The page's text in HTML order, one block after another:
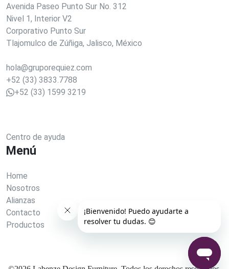
Avenida Paseo Punto Sur No. 312
Nivel 1, Interior V2
Corporativo Punto Sur
Tlajomulco de Zúñiga, Jalisco, México
hola@gruporequiez.com
+52 (33) 3833.7788
+52 (33) 1599 3219
Centro de ayuda
Menú
Home
Nosotros
Alianzas
Contacto
Productos